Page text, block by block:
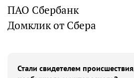
ПАО Сбербанк
Домклик от Сбера
Стали свидетелем